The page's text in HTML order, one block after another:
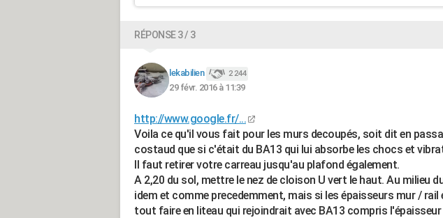
RÉPONSE 3 / 3
lekabilien 2 244
29 févr. 2016 à 11:39
http://www.google.fr/...
Voila ce qu'il vous fait pour les murs decoupés, soit dit en
costaud que si c'était du BA13 qui lui absorbe les chocs et
Il faut retirer votre carreau jusqu'au plafond également.
A 2,20 du sol, mettre le nez de cloison U vert le haut. Au milieu
idem et comme precedemment, mais si les épaisseurs mur /
tout faire en liteau qui rejoindrait avec BA13 compris